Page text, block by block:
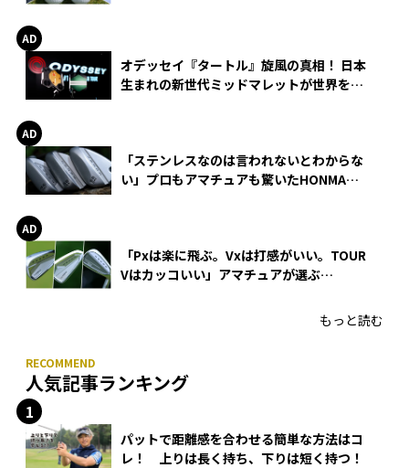
オデッセイ『タートル』旋風の真相！ 日本
生まれの新世代ミッドマレットが世界を席
「ステンレスなのは言われないとわからな
い」プロもアマチュアも驚いたHONMA
「Pxは楽に飛ぶ。Vxは打感がいい。TOUR
Vはカッコいい」アマチュアが選ぶ
もっと読む
人気記事ランキング
パットで距離感を合わせる簡単な方法はコ
レ！ 上りは長く持ち、下りは短く持つ！